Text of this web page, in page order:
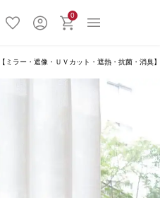
0
【ミラー・遮像・ＵＶカット・遮熱・抗菌・消